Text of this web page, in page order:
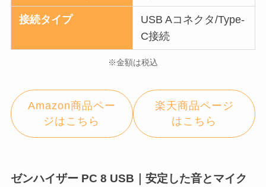
接続タイプ
USB Aコネクタ/Type-
C接続
※金額は税込
Amazon商品ペー
ジはこちら
楽天商品ページ
はこちら
ゼンハイザー PC 8 USB｜安定した音とマイク